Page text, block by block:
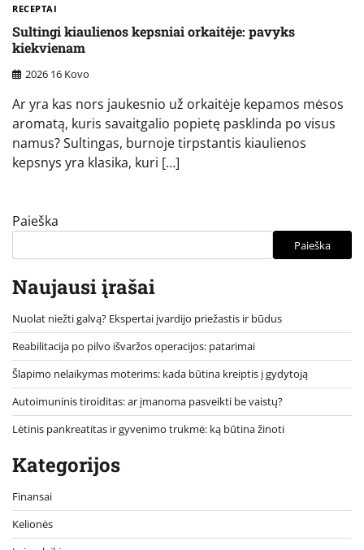
RECEPTAI
Sultingi kiaulienos kepsniai orkaitėje: pavyks
kiekvienam
2026 16 Kovo
Ar yra kas nors jaukesnio už orkaitėje kepamos mėsos
aromatą, kuris savaitgalio popietę pasklinda po visus
namus? Sultingas, burnoje tirpstantis kiaulienos
kepsnys yra klasika, kuri […]
Paieška
Paieška
Naujausi įrašai
Nuolat niežti galvą? Ekspertai įvardijo priežastis ir būdus
Reabilitacija po pilvo išvaržos operacijos: patarimai
Šlapimo nelaikymas moterims: kada būtina kreiptis į gydytoją
Autoimuninis tiroiditas: ar įmanoma pasveikti be vaistų?
Lėtinis pankreatitas ir gyvenimo trukmė: ką būtina žinoti
Kategorijos
Finansai
Kelionės